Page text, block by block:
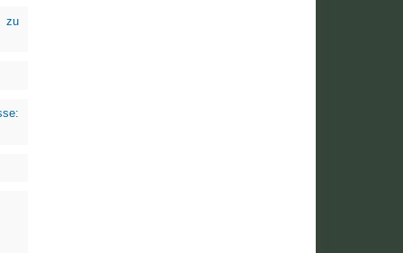
zu